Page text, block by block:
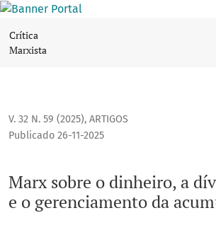
Crítica
Marxista
V. 32 N. 59 (2025), ARTIGOS
Marx sobre o dinheiro, a
e o gerenciamento da
Publicado 26-11-2025